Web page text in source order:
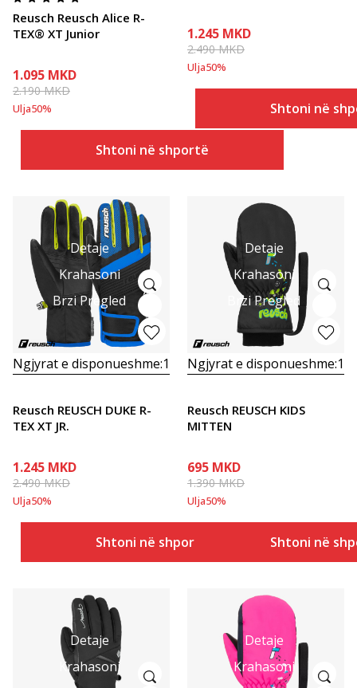
Reusch Reusch Alice R-
TEX® XT Junior
1.095 MKD
2.190MKD
Ulja50%
Shtoni në shportë
1.245 MKD
2.490MKD
Ulja50%
Shtoni në
Detaje
Krahasoni
Brzi Pregled
Ngjyrat e disponueshme:1
Reusch REUSCH DUKE R-
TEX XT JR.
1.245 MKD
2.490MKD
Ulja50%
Shtoni në shportë
Detaje
Krahasoni
Brzi Pregled
Ngjyrat e disponueshme:1
Reusch REUSCH KIDS
MITTEN
695 MKD
1.390MKD
Ulja50%
Shtoni në
Detaje
Krahasoni
Detaje
Krahasoni